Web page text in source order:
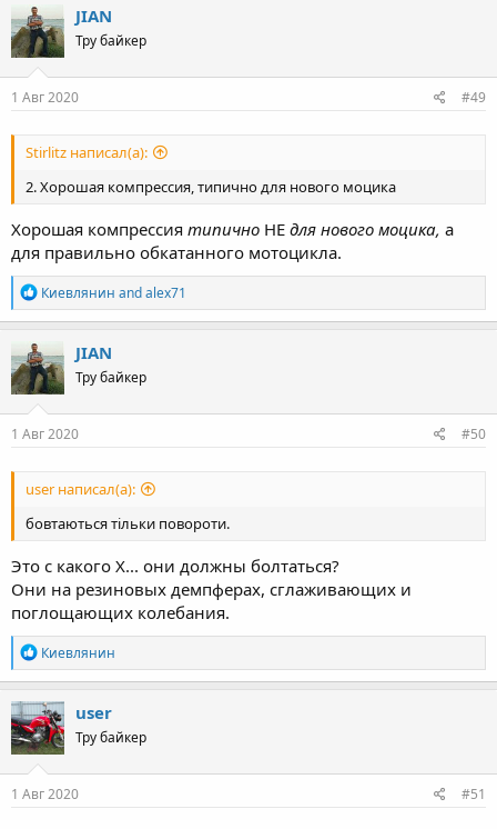
t
i
o
n
s
JIAN
Тру байкер
1 Авг 2020 #49
Stirlitz написал(а):
2. Хорошая компрессия, типично для нового моцика
Хорошая компрессия типично НЕ для нового моцика, а
для правильно обкатанного мотоцикла.
R
e
a
t
i
o
n
s
Киевлянин andalex71
JIAN
Тру байкер
1 Авг 2020 #50
user написал(а):
бовтаються тільки повороти.
Это с какого Х... они должны болтаться?
Они на резиновых демпферах, сглаживающих и
поглощающих колебания.
R
e
a
c
t
i
o
n
s
Киевлянин
user
Тру байкер
1 Авг 2020 #51